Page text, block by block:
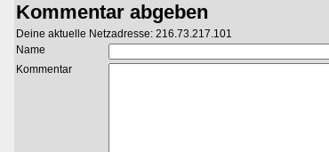
Kommentar abgeben
Deine aktuelle Netzadresse: 216.73.217.101
Name
Kommentar